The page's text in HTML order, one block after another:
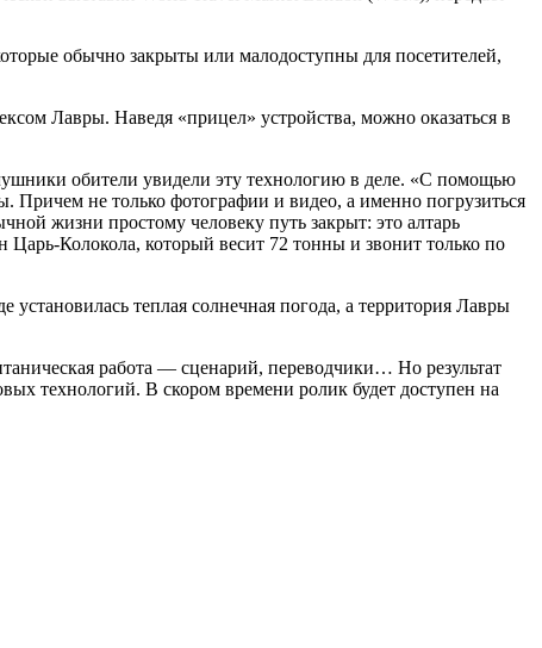
обычно закрыты или малодоступны для посетителей,
Лавры. Наведя «прицел» устройства, можно оказаться в
обители увидели эту технологию в деле. «С помощью
Причем не только фотографии и видео, а именно погрузиться
жизни простому человеку путь закрыт: это алтарь
Колокола, который весит 72 тонны и звонит только по
теплая солнечная погода, а территория Лавры
работа — сценарий, переводчики… Но результат
технологий. В скором времени ролик будет доступен на